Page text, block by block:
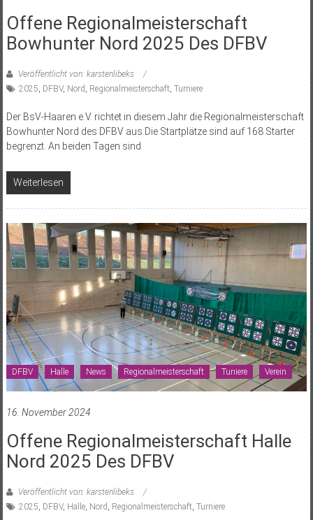
Offene Regionalmeisterschaft
Bowhunter Nord 2025 Des DFBV
Veröffentlicht von: karstenlibeks
2025, DFBV, Nord , Regionalmeisterschaft, Turniere
Der BsV-Haaren e.V. richtet in diesem Jahr die Regionalmeisterschaft
Bowhunter Nord des DFBV aus.Die Startplätze sind auf 168 Starter
begrenzt. An beiden Tagen sind
Weiterlesen
DFBV Halle News Regionalmeisterschaft Tuniere Verein
16. November 2024
Offene Regionalmeisterschaft Halle
Nord 2025 Des DFBV
Veröffentlicht von: karstenlibeks
2025 DFBV, Halle, Nord Regionalmeisterschaft Turniere